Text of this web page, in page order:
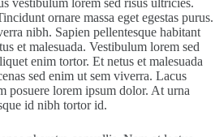
ornare massa eget egestas purus.
nibh. Sapien pellentesque habitant
et malesuada. Vestibulum lorem sed
enim tortor. Et netus et malesuada
sed enim ut sem viverra. Lacus
posuere lorem ipsum dolor. At urna
id nibh tortor id.